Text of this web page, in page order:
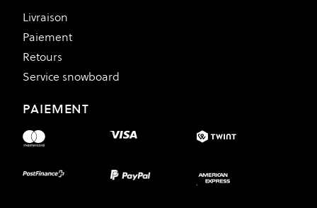
Livraison
Paiement
Retours
Service snowboard
PAIEMENT